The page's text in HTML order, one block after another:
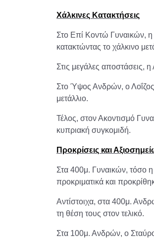
Χάλκινες Κατακτήσεις
Στο Επί Κοντώ Γυναικών,
κατακτώντας το χάλκινο
Στις μεγάλες αποστάσεις,
Στο Ύψος Ανδρών, ο Λοΐζος
μετάλλιο.
Τέλος, στον Ακοντισμό
κυπριακή συγκομιδή.
Προκρίσεις και
Στα 400μ. Γυναικών, τόσο
προκριματικά και
Αντίστοιχα, στα 400μ.
τη θέση τους στον τελικό.
Στα 100μ. Ανδρών, ο